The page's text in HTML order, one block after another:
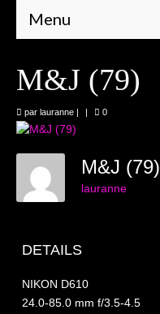
Menu
Mariages
Grossesses
Nouveaux-nés
Enfants
M&J (79)
par lauranne | | 0
M&J (79)
lauranne
DETAILS
NIKON D610
24.0-85.0 mm f/3.5-4.5